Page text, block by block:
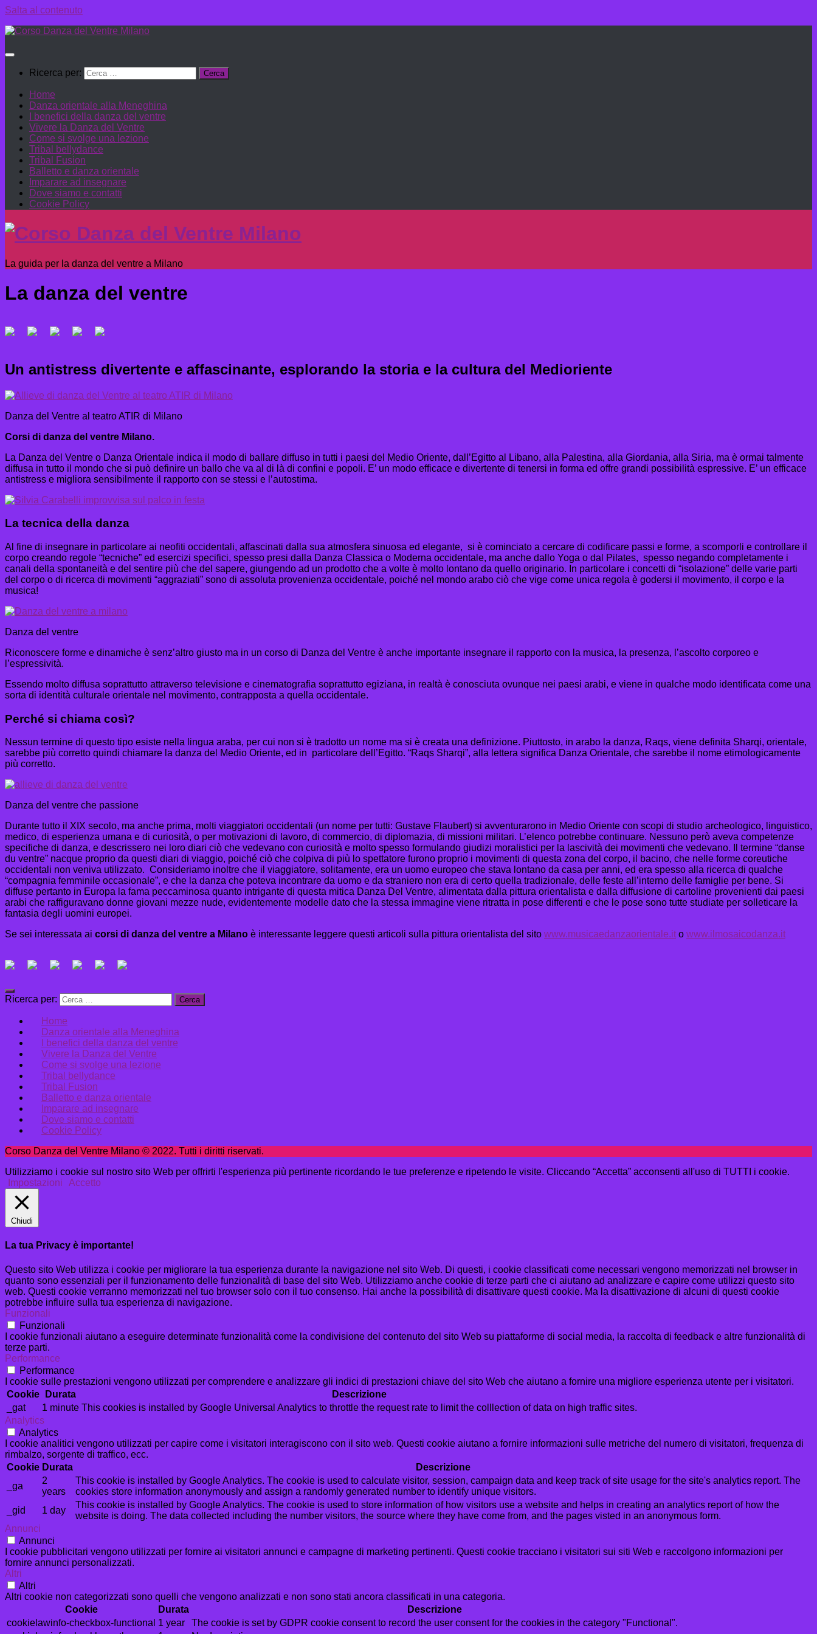
Salta al contenuto
Ricerca per:
Home
Danza orientale alla Meneghina
I benefici della danza del ventre
Vivere la Danza del Ventre
Come si svolge una lezione
Tribal bellydance
Tribal Fusion
Balletto e danza orientale
Imparare ad insegnare
Dove siamo e contatti
Cookie Policy
La guida per la danza del ventre a Milano
La danza del ventre
Un antistress divertente e affascinante, esplorando la storia e la cultura del Medioriente
Danza del Ventre al teatro ATIR di Milano
Corsi di danza del ventre Milano.
La Danza del Ventre o Danza Orientale indica il modo di ballare diffuso in tutti i paesi del Medio Oriente, dall’Egitto al Libano, alla Palestina, alla Giordania, alla Siria, ma è ormai talmente
diffusa in tutto il mondo che si può definire un ballo che va al di là di confini e popoli. E’ un modo efficace e divertente di tenersi in forma ed offre grandi possibilità espressive. E’ un efficace
antistress e migliora sensibilmente il rapporto con se stessi e l’autostima.
La tecnica della danza
Al fine di insegnare in particolare ai neofiti occidentali, affascinati dalla sua atmosfera sinuosa ed elegante, si è cominciato a cercare di codificare passi e forme, a scomporli e controllare il
corpo creando regole “tecniche” ed esercizi specifici, spesso presi dalla Danza Classica o Moderna occidentale, ma anche dallo Yoga o dal Pilates, spesso negando completamente i
canali della spontaneità e del sentire più che del sapere, giungendo ad un prodotto che a volte è molto lontano da quello originario. In particolare i concetti di “isolazione” delle varie parti
del corpo o di ricerca di movimenti “aggraziati” sono di assoluta provenienza occidentale, poiché nel mondo arabo ciò che vige come unica regola è godersi il movimento, il corpo e la
musica!
Danza del ventre
Riconoscere forme e dinamiche è senz’altro giusto ma in un corso di Danza del Ventre è anche importante insegnare il rapporto con la musica, la presenza, l’ascolto corporeo e
l’espressività.
Essendo molto diffusa soprattutto attraverso televisione e cinematografia soprattutto egiziana, in realtà è conosciuta ovunque nei paesi arabi, e viene in qualche modo identificata come una
sorta di identità culturale orientale nel movimento, contrapposta a quella occidentale.
Perché si chiama così?
Nessun termine di questo tipo esiste nella lingua araba, per cui non si è tradotto un nome ma si è creata una definizione. Piuttosto, in arabo la danza, Raqs, viene definita Sharqi, orientale,
sarebbe più corretto quindi chiamare la danza del Medio Oriente, ed in particolare dell’Egitto. “Raqs Sharqi”, alla lettera significa Danza Orientale, che sarebbe il nome etimologicamente
più corretto.
Danza del ventre che passione
Durante tutto il XIX secolo, ma anche prima, molti viaggiatori occidentali (un nome per tutti: Gustave Flaubert) si avventurarono in Medio Oriente con scopi di studio archeologico, linguistico,
medico, di esperienza umana e di curiosità, o per motivazioni di lavoro, di commercio, di diplomazia, di missioni militari. L’elenco potrebbe continuare. Nessuno però aveva competenze
specifiche di danza, e descrissero nei loro diari ciò che vedevano con curiosità e molto spesso formulando giudizi moralistici per la lascività dei movimenti che vedevano. Il termine “danse
du ventre” nacque proprio da questi diari di viaggio, poiché ciò che colpiva di più lo spettatore furono proprio i movimenti di questa zona del corpo, il bacino, che nelle forme coreutiche
occidentali non veniva utilizzato. Consideriamo inoltre che il viaggiatore, solitamente, era un uomo europeo che stava lontano da casa per anni, ed era spesso alla ricerca di qualche
“compagnia femminile occasionale”, e che la danza che poteva incontrare da uomo e da straniero non era di certo quella tradizionale, delle feste all’interno delle famiglie per bene. Si
diffuse pertanto in Europa la fama peccaminosa quanto intrigante di questa mitica Danza Del Ventre, alimentata dalla pittura orientalista e dalla diffusione di cartoline provenienti dai paesi
arabi che raffiguravano donne giovani mezze nude, evidentemente modelle dato che la stessa immagine viene ritratta in pose differenti e che le pose sono tutte studiate per solleticare la
fantasia degli uomini europei.
Se sei interessata ai corsi di danza del ventre a Milano è interessante leggere questi articoli sulla pittura orientalista del sito www.musicaedanzaorientale.ito www.ilmosaicodanza.it
Ricerca per:
Home
Danza orientale alla Meneghina
I benefici della danza del ventre
Vivere la Danza del Ventre
Come si svolge una lezione
Tribal bellydance
Tribal Fusion
Balletto e danza orientale
Imparare ad insegnare
Dove siamo e contatti
Cookie Policy
Corso Danza del Ventre Milano © 2022. Tutti i diritti riservati.
Utilizziamo i cookie sul nostro sito Web per offrirti l'esperienza più pertinente ricordando le tue preferenze e ripetendo le visite. Cliccando “Accetta” acconsenti all'uso di TUTTI i cookie.
Impostazioni
Accetto
Chiudi
La tua Privacy è importante!
Questo sito Web utilizza i cookie per migliorare la tua esperienza durante la navigazione nel sito Web. Di questi, i cookie classificati come necessari vengono memorizzati nel browser in
quanto sono essenziali per il funzionamento delle funzionalità di base del sito Web. Utilizziamo anche cookie di terze parti che ci aiutano ad analizzare e capire come utilizzi questo sito
web. Questi cookie verranno memorizzati nel tuo browser solo con il tuo consenso. Hai anche la possibilità di disattivare questi cookie. Ma la disattivazione di alcuni di questi cookie
potrebbe influire sulla tua esperienza di navigazione.
Funzionali
Funzionali
I cookie funzionali aiutano a eseguire determinate funzionalità come la condivisione del contenuto del sito Web su piattaforme di social media, la raccolta di feedback e altre funzionalità di
terze parti.
Performance
Performance
I cookie sulle prestazioni vengono utilizzati per comprendere e analizzare gli indici di prestazioni chiave del sito Web che aiutano a fornire una migliore esperienza utente per i visitatori.
Cookie
Durata
Descrizione
_gat
1 minute This cookies is installed by Google Universal Analytics to throttle the request rate to limit the colllection of data on high traffic sites.
Analytics
Analytics
I cookie analitici vengono utilizzati per capire come i visitatori interagiscono con il sito web. Questi cookie aiutano a fornire informazioni sulle metriche del numero di visitatori, frequenza di
rimbalzo, sorgente di traffico, ecc.
Cookie Durata
Descrizione
_ga
2
years
This cookie is installed by Google Analytics. The cookie is used to calculate visitor, session, campaign data and keep track of site usage for the site's analytics report. The
cookies store information anonymously and assign a randomly generated number to identify unique visitors.
_gid
1 day
This cookie is installed by Google Analytics. The cookie is used to store information of how visitors use a website and helps in creating an analytics report of how the
website is doing. The data collected including the number visitors, the source where they have come from, and the pages visted in an anonymous form.
Annunci
Annunci
I cookie pubblicitari vengono utilizzati per fornire ai visitatori annunci e campagne di marketing pertinenti. Questi cookie tracciano i visitatori sui siti Web e raccolgono informazioni per
fornire annunci personalizzati.
Altri
Altri
Altri cookie non categorizzati sono quelli che vengono analizzati e non sono stati ancora classificati in una categoria.
Cookie
Durata
Descrizione
cookielawinfo-checkbox-functional 1 year
The cookie is set by GDPR cookie consent to record the user consent for the cookies in the category "Functional".